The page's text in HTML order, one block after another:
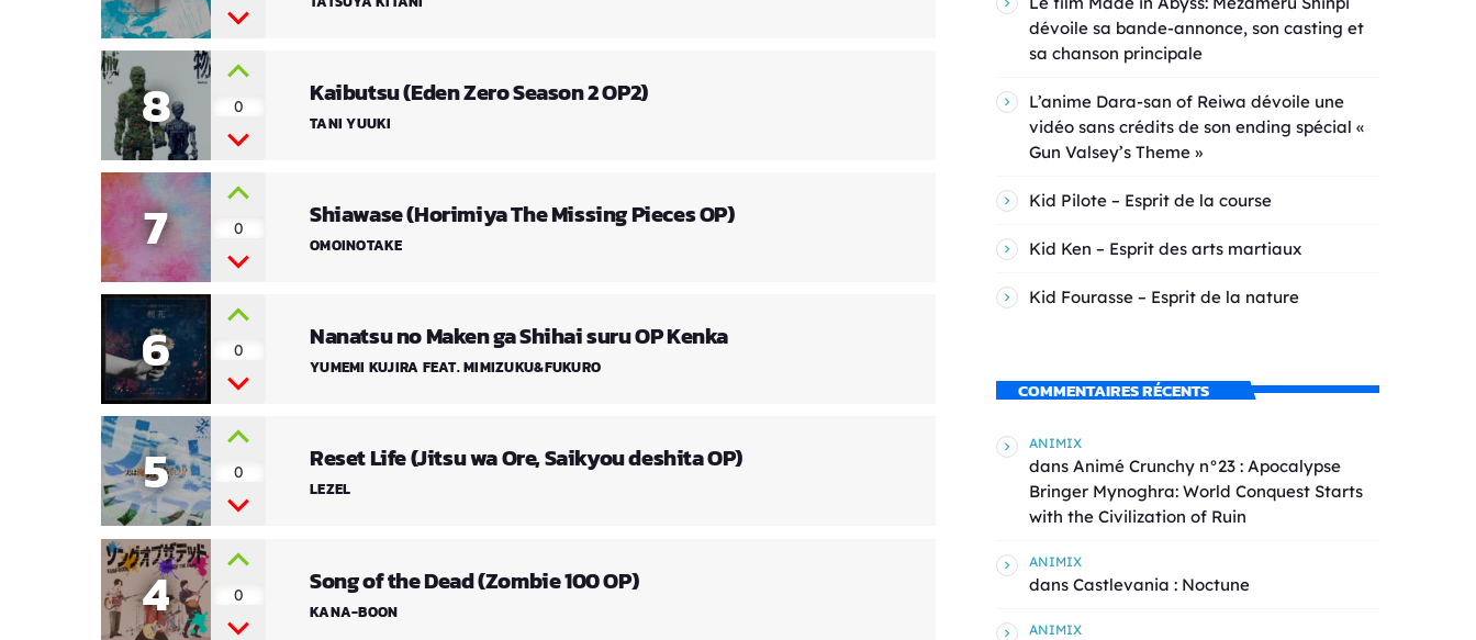
4 0 Song of the Dead (Zombie 100 OP)
KANA-BOON
5 0 Reset Life (Jitsu wa Ore, Saikyou deshita OP)
LEZEL
6 0 Nanatsu no Maken ga Shihai suru OP Kenka
YUMEMI KUJIRA FEAT. MIMIZUKU&FUKURO
7 0 Shiawase (Horimiya The Missing Pieces OP)
OMOINOTAKE
8 0 Kaibutsu (Eden Zero Season 2 OP2)
TANI YUUKI
dévoile sa bande-annonce, son casting et
sa chanson principale
L’anime Dara-san of Reiwa dévoile une
vidéo sans crédits de son ending spécial «
Gun Valsey’s Theme »
Kid Pilote – Esprit de la course
Kid Ken – Esprit des arts martiaux
Kid Fourasse – Esprit de la nature
COMMENTAIRES RÉCENTS
ANIMIX
dans Animé Crunchy n°23 : Apocalypse
Bringer Mynoghra: World Conquest Starts
with the Civilization of Ruin
ANIMIX
dans Castlevania : Noctune
ANIMIX